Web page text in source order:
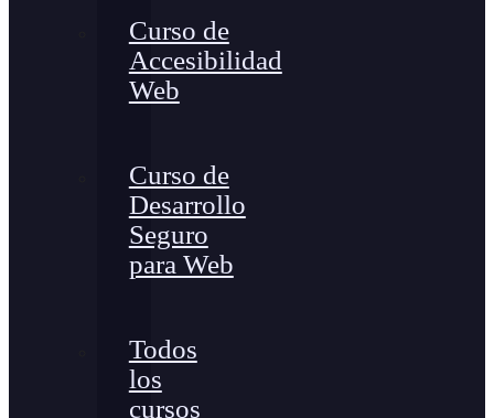
Curso de
Accesibilidad
Web
Curso de
Desarrollo
Seguro
para Web
Todos
los
cursos